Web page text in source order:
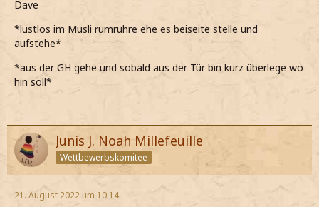
Dave
*lustlos im Müsli rumrühre ehe es beiseite stelle und
aufstehe*
*aus der GH gehe und sobald aus der Tür bin kurz überlege wo
hin soll*
Junis J. Noah Millefeuille
Wettbewerbskomitee
21. August 2022 um 10:14